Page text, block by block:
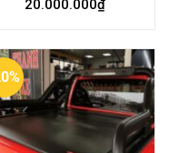
4.50out
20.000.000₫